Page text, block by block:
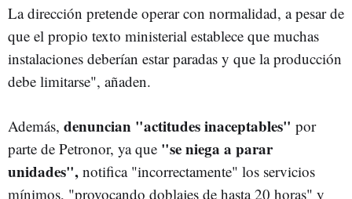
La dirección pretende operar con normalidad, a pesar de
que el propio texto ministerial establece que muchas
instalaciones deberían estar paradas y que la producción
debe limitarse", añaden.
Además, denuncian "actitudes inaceptables" por
parte de Petronor, ya que "se niega a parar
unidades", notifica "incorrectamente" los servicios
mínimos, "provocando doblajes de hasta 20 horas" y